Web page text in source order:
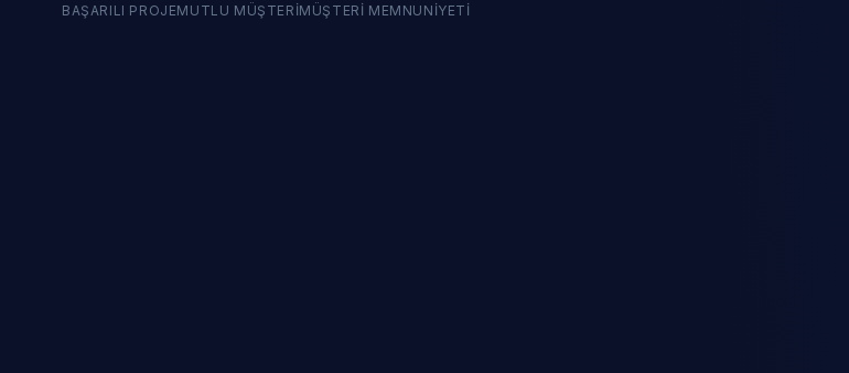
BAŞARILI PROJEMUTLU MÜŞTERIMÜŞTERI MEMNUNIYETI